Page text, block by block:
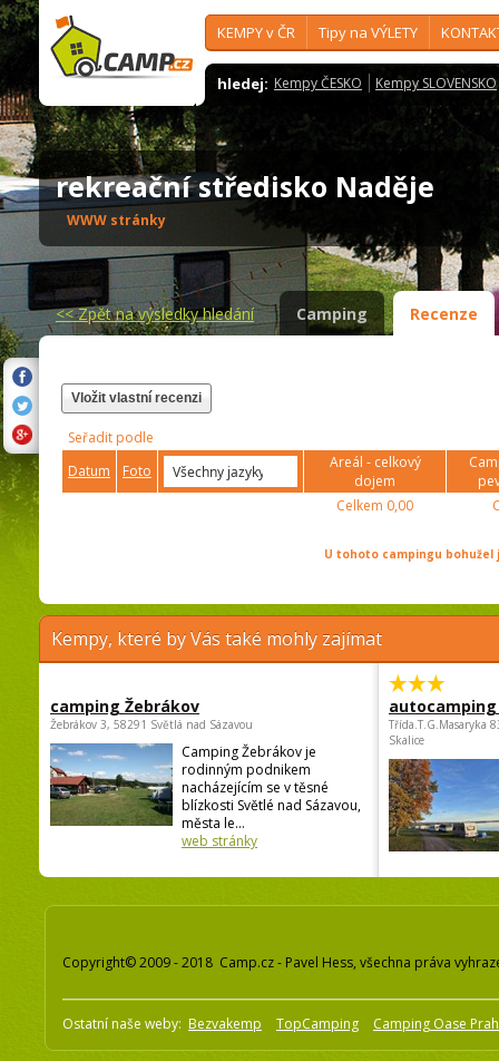
KEMPY v ČR Tipy na VÝLETY
hledej: Kempy ČESKO Kempy SLOVENSKO
rekreační středisko Naděje
WWW stránky
<<Zpět na výsledky hledání Camping Recenze
Vložit vlastní recenzi
Seřadit podle
Datum
Foto
Areál - celkový
dojem
Celkem 0,00
U tohoto campingu
Kempy, které by Vás také mohly zajímat
camping Žebrákov
Žebrákov 3, 58291 Světlá nad Sázavou
Camping Žebrákov je
rodinným podnikem
nacházejícím se v těsné
blízkosti Světlé nad Sázavou,
města le...
web stránky
autocamping
Třída.T.G.Masaryka
Skalice
Copyright© 2009 - 2018 Camp.cz - Pavel Hess, všechna práva
Ostatní naše weby: Bezvakemp TopCamping Camping Oase